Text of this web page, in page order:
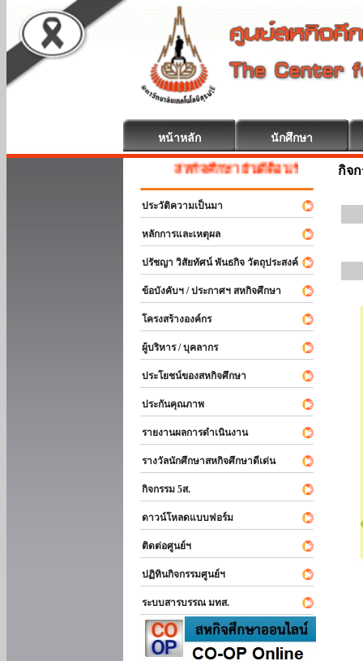
หน้าหลัก นักศึกษา
สหกิจศึกษา ยินดีต้อนรับ
ประวัติความเป็นมา
หลักการและเหตุผล
ปรัชญา วิสัยทัศน์ พันธกิจ วัตถุประสงค์
ข้อบังคับฯ / ประกาศฯ สหกิจศึกษา
โครงสร้างองค์กร
ผู้บริหาร / บุคลากร
ประโยชน์ของสหกิจศึกษา
ประกันคุณภาพ
รายงานผลการดำเนินงาน
รางวัลนักศึกษาสหกิจศึกษาดีเด่น
กิจกรรม 5ส.
ดาวน์โหลดแบบฟอร์ม
ติดต่อศูนย์ฯ
ปฏิทินกิจกรรมศูนย์ฯ
ระบบสารบรรณ มทส.
กิจ